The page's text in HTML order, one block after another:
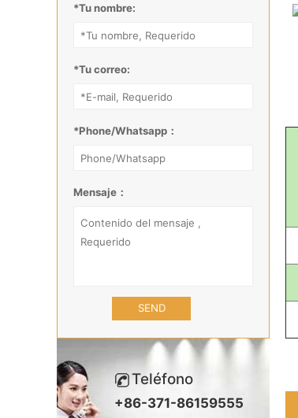
*Tu nombre:
*Tu correo:
*Phone/Whatsapp：
Mensaje：
Teléfono
+86-371-86159555